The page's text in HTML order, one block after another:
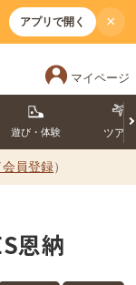
アプリで開く ×
マイページ
遊び・体験 ツアー
会員登録）
恩納